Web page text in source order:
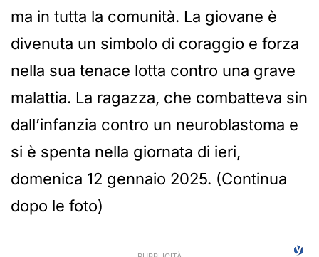
ma in tutta la comunità. La giovane è
divenuta un simbolo di coraggio e forza
nella sua tenace lotta contro una grave
malattia. La ragazza, che combatteva sin
dall’infanzia contro un neuroblastoma e
si è spenta nella giornata di ieri,
domenica 12 gennaio 2025. (Continua
dopo le foto)